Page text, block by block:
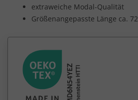
extraweiche Modal-Qualität
Größenangepasste Länge ca.